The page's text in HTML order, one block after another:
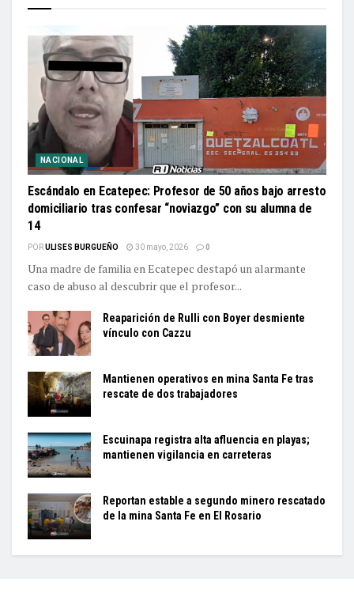
NACIONAL
Escándalo en Ecatepec: Profesor de 50 años bajo arresto
domiciliario tras confesar “noviazgo” con su alumna de
14
PORULISES BURGUEÑO 30 mayo, 2026 0
Una madre de familia en Ecatepec destapó un alarmante
caso de abuso al descubrir que el profesor...
Reaparición de Rulli con Boyer desmiente
vínculo con Cazzu
Mantienen operativos en mina Santa Fe tras
rescate de dos trabajadores
Escuinapa registra alta afluencia en playas;
mantienen vigilancia en carreteras
Reportan estable a segundo minero rescatado
de la mina Santa Fe en El Rosario